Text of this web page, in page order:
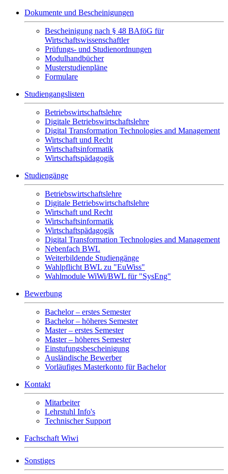
Dokumente und Bescheinigungen
Bescheinigung nach § 48 BAföG für
Wirtschaftswissenschaftler
Prüfungs- und Studienordnungen
Modulhandbücher
Musterstudienpläne
Formulare
Studiengangslisten
Betriebswirtschaftslehre
Digitale Betriebswirtschaftslehre
Digital Transformation Technologies and Management
Wirtschaft und Recht
Wirtschaftsinformatik
Wirtschaftspädagogik
Studiengänge
Betriebswirtschaftslehre
Digitale Betriebswirtschaftslehre
Wirtschaft und Recht
Wirtschaftsinformatik
Wirtschaftspädagogik
Digital Transformation Technologies and Management
Nebenfach BWL
Weiterbildende Studiengänge
Wahlpflicht BWL zu "EuWiss"
Wahlmodule WiWi/BWL für "SysEng"
Bewerbung
Bachelor – erstes Semester
Bachelor – höheres Semester
Master – erstes Semester
Master – höheres Semester
Einstufungsbescheinigung
Ausländische Bewerber
Vorläufiges Masterkonto für Bachelor
Kontakt
Mitarbeiter
Lehrstuhl Info's
Technischer Support
Fachschaft Wiwi
Sonstiges